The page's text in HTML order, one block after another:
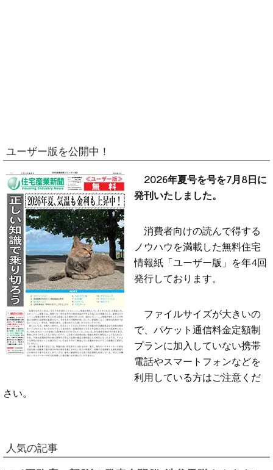
ユーザー版を公開中！
2026年夏号を号を7月8日に
発刊いたしました。
消費者向けの読んで得する
ノウハウを満載した無料住宅
情報紙「ユーザー版」を年4回
発行しております。
ファイルサイズが大きいの
で、パケット通信料金定額制
プランに加入していない携帯
電話やスマートフォンなどを
利用している方はご注意くだ
さい。
人気の記事